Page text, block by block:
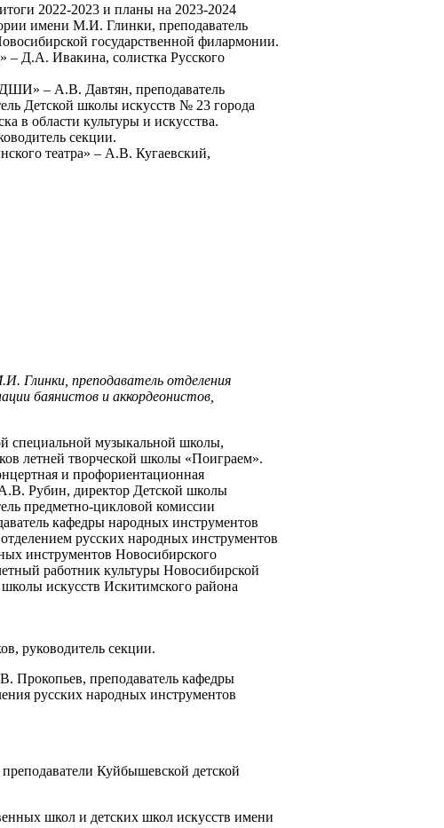
2022-2023 и планы на 2023-2024
имени М.И. Глинки, преподаватель
государственной филармонии.
– Д.А. Ивакина, солистка Русского
ДШИ» – А.В. Давтян, преподаватель
Детской школы искусств № 23 города
в области культуры и искусства.
секции.
театра» – А.В. Кугаевский,
Глинки, преподаватель отделения
баянистов и аккордеонистов,
специальной музыкальной школы,
летней творческой школы «Поиграем».
и профориентационная
А.В. Рубин, директор Детской школы
предметно-цикловой комиссии
кафедры народных инструментов
русских народных инструментов
инструментов Новосибирского
работник культуры Новосибирской
искусств Искитимского района
руководитель секции.
Прокопьев, преподаватель кафедры
русских народных инструментов
Куйбышевской детской
школ и детских школ искусств имени